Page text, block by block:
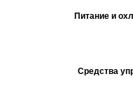
Питание и
Средства